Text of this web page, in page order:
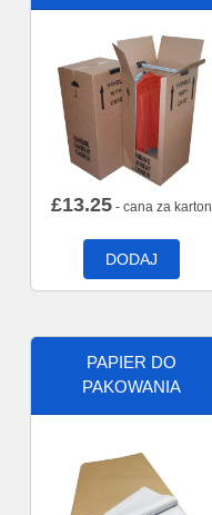
£13.25- cana za karton
DODAJ
PAPIER DO
PAKOWANIA